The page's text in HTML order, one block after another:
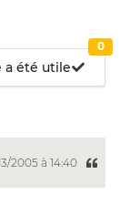
a été utile
0
2005 à 14:40